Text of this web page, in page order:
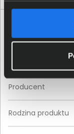
Specyfikacja
5P6J8EA
Producent
Rodzina produktu